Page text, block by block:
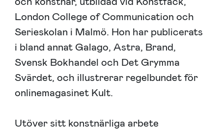
London College of Communication och
Serieskolan i Malmö. Hon har publicerats
i bland annat Galago, Astra, Brand,
Svensk Bokhandel och Det Grymma
Svärdet, och illustrerar regelbundet för
onlinemagasinet Kult.
Utöver sitt konstnärliga arbete